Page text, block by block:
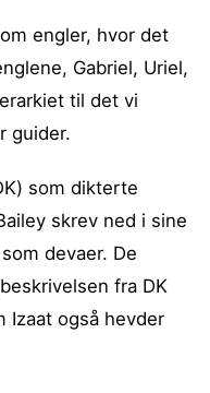
engler, hvor det
Gabriel, Uriel,
til det vi
guider.
som dikterte
skrev ned i sine
devaer. De
fra DK
Izaat også hevder